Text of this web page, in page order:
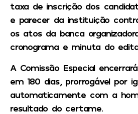
taxa de inscrição dos
e parecer da instituição
os atos da banca
cronograma e minuta do
A Comissão Especial
em 180 dias, prorrogável por
automaticamente com a
resultado do certame.